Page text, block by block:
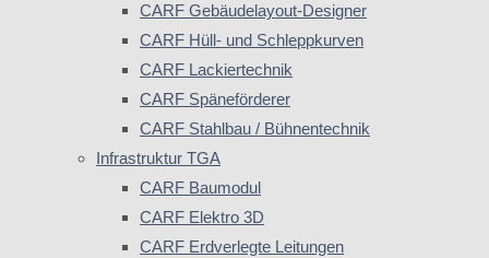
CARF Gebäudelayout-Designer
CARF Hüll- und Schleppkurven
CARF Lackiertechnik
CARF Späneförderer
CARF Stahlbau / Bühnentechnik
Infrastruktur TGA
CARF Baumodul
CARF Elektro 3D
CARF Erdverlegte Leitungen